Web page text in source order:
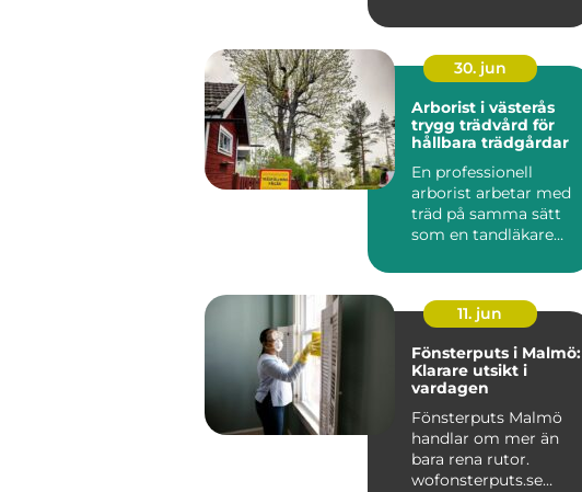
arbe...
30. jun
Arborist i västerås
trygg trädvård för
hållbara trädgårdar
En professionell
arborist arbetar med
träd på samma sätt
som en tandläkare
tid...
11. jun
Fönsterputs i Malmö:
Klarare utsikt i
vardagen
Fönsterputs Malmö
handlar om mer än
bara rena rutor.
wofonsterputs.se